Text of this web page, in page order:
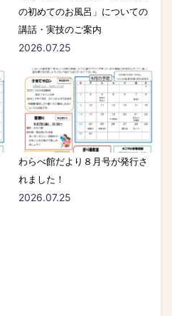
の初めてのお風呂」についての
講話・実技のご案内
2026.07.25
わらべ館だより８月号が発行さ
れました！
2026.07.25